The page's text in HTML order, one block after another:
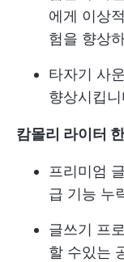
에게 이상
험을 향상
타자기 사
향상시킵
캄몰리 라이터
프리미엄
급 기능 누
글쓰기 프
할 수있는